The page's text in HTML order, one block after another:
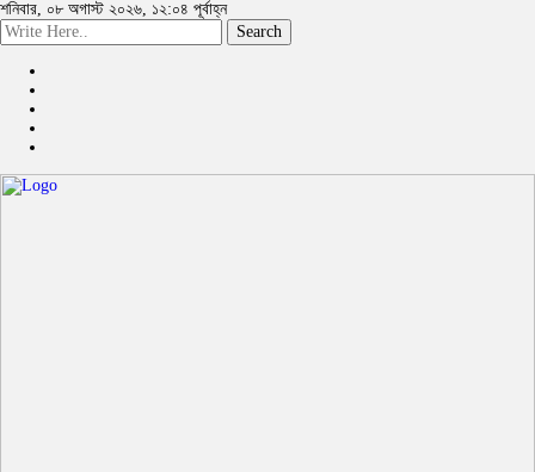
শনিবার, ০৮ অগাস্ট ২০২৬, ১২:০৪ পূর্বাহ্ন
Search